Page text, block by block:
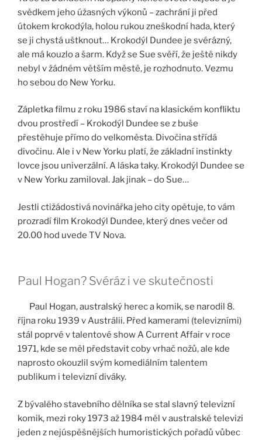
svědkem jeho úžasných výkonů – zachrání ji před
útokem krokodýla, holou rukou zneškodní hada, který
se ji chystá uštknout… Krokodýl Dundee je svérázný,
ale má kouzlo a šarm. Když se Sue svěří, že ještě nikdy
nebyl v žádném větším městě, je rozhodnuto. Vezmu
ho sebou do New Yorku.
Zápletka filmu z roku 1986 staví na klasickém konfliktu
dvou prostředí – Krokodýl Dundee se z buše
přestěhuje přímo do velkoměsta. Divočina střídá
divočinu. Ale i v New Yorku platí, že základní instinkty
lovce jsou univerzální. A láska taky. Krokodýl Dundee se
v New Yorku zamiloval. Jak jinak – do Sue…
Jestli ctižádostivá novinářka jeho city opětuje, to vám
prozradí film Krokodýl Dundee, který dnes večer od
20.00 hod uvede TV Nova.
Paul Hogan? Svéráz i ve skutečnosti
Paul Hogan, australský herec a komik, se narodil 8.
října roku 1939 v Austrálii. Před kamerami (televizními)
stál poprvé v talentové show A Current Affair v roce
1971, kde se měl představit coby vrhač nožů, ale kde
naprosto okouzlil svým komediálním talentem
publikum i televizní diváky.
Z bývalého stavebního dělníka se stal slavný televizní
komik, mezi roky 1973 až 1984 měl v australské televizi
jeden z nejúspěšnějších humoristických pořadů vůbec